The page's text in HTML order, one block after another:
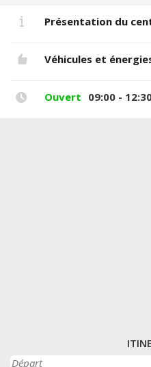
Présentation du
Véhicules et
Ouvert 09:00 -